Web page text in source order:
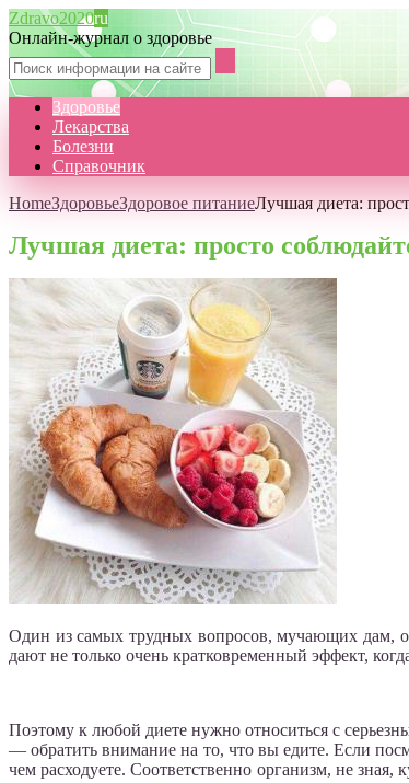
Zdravo2020ru
Онлайн-журнал о здоровье
Здоровье
Лекарства
Болезни
Справочник
HomeЗдоровьеЗдоровое питаниеЛучшая диета:
Лучшая диета: просто
Один из самых трудных вопросов, мучающих дам,
дают не только очень кратковременный эффект,
Поэтому к любой диете нужно относиться с
— обратить внимание на то, что вы едите. Если
чем расходуете. Соответственно организм, не